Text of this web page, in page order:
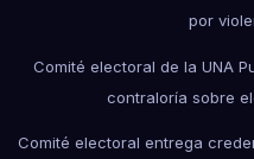
por
Comité electoral de la UNA
contraloría sobre
Comité electoral entrega